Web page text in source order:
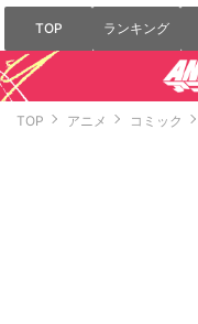
TOP ランキング
TOP アニメ コミック